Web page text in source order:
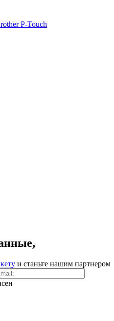
P-Touch
и станьте нашим партнером